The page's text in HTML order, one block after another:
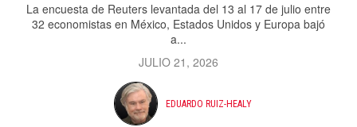
La encuesta de Reuters levantada del 13 al 17 de julio entre
32 economistas en México, Estados Unidos y Europa bajó
a...
JULIO 21, 2026
EDUARDO RUIZ-HEALY